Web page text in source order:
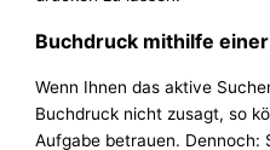
Buchdruck mithilfe
Wenn Ihnen das aktive
Buchdruck nicht zusagt, so
Aufgabe betrauen. Dennoch: